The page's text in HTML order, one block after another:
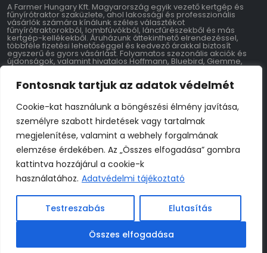
Fontosnak tartjuk az adatok védelmét
Cookie-kat használunk a böngészési élmény javítása,
személyre szabott hirdetések vagy tartalmak
megjelenítése, valamint a webhely forgalmának
elemzése érdekében. Az „Összes elfogadása” gombra
kattintva hozzájárul a cookie-k
használatához. Adatvédelmi tájékoztató
Testreszabás Elutasítás
Összes elfogadása
A Farmer Hungary Kft. Magyarország egyik vezető kertgép és
fűnyírótraktor szaküzlete, ahol lakossági és professzionális
vásárlók számára kínálunk széles választékot
fűnyírótraktorokból, lombfúvókból, láncfűrészekből és más
kertgép-kellékekből. Áruházunk áttekinthető elrendezéssel,
többféle fizetési lehetőséggel és kedvező árakkal biztosít
egyszerű és gyors vásárlást. Folyamatos szezonális akciók és
újdonságok, valamint hivatalos Hoffmann, Bluebird, Giemme,
Wortex, Speroni, Airmec, Marina kertigép importőri háttér
Kontakt
Farmer Hungary Kft.
9700 Szombathely 11-es Huszár Út 147
Adószám: 28769534-2-18
Tel: 06-70-795-3769
Nyitvatartás
Hétfő: 8:00–17:00
Kedd: 8:00–17:00
Szerda: 8:00–17:00
Csütörtök: 8:00–17:00
Vasárnap: Zárva